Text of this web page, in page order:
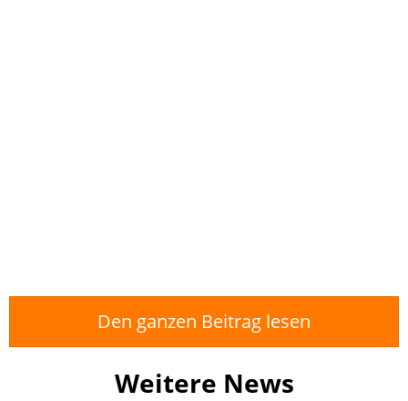
Den ganzen Beitrag lesen
Weitere News